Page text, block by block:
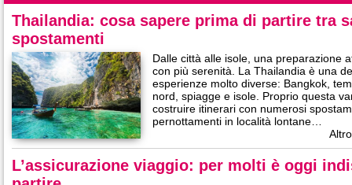
Thailandia: cosa sapere prima di partire tra
spostamenti
Dalle città alle isole, una preparazione
con più serenità. La Thailandia è una
esperienze molto diverse: Bangkok,
nord, spiagge e isole. Proprio questa
costruire itinerari con numerosi
pernottamenti in località lontane…
L’assicurazione viaggio: per molti è oggi